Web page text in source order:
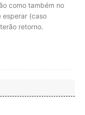
como também no
esperar (caso
retorno.